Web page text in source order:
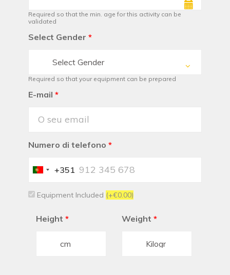
Required so that the min. age for this activity can be
validated
Select Gender *
Select Gender
Required so that your equipment can be prepared
E-mail *
Numero di telefono *
Portugal
+351
Equipment Included (+€0.00)
Height * Weight *